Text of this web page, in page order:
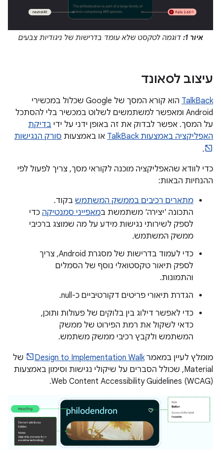
איור 1: דוגמה לטקסט שלא עומד בדרישות של ניגודיות צבעים
עיצוב לסאונד
TalkBack
הוא קורא המסך של Google שכלול במכשירי
Android ומאפשר למשתמשים לשלוט במכשיר בלי להסתכל
על המסך. אפשר לבדוק את זה באופן ידני על ידי בדיקת
האפליקציה באמצעות TalkBack
או באמצעות סורק הנגישות
.
כדי לוודא שהאפליקציה מוכנה לקוראי מסך, צריך לפעול לפי
ההנחיות הבאות:
מתארים רכיבים בממשק המשתמש בקוד.
התכונה 'יצירה' משתמשת במאפייני סמנטיקה כדי
לספק לשירותי נגישות מידע על מה שמוצג ברכיבי
ממשק המשתמש.
כדי לעמוד בדרישות של מסגרת Android, צריך
לספק תיאור טקסטואלי נוסף של הסמלים
והתמונות.
הגדרת תיאורי פריטים דקורטיביים כ-null.
כדי לאפשר דילוג בין בלוקים של פעולות ותוכן,
כדאי לשקול את רמת הפירוט של ממשק
המשתמש ולקבץ רכיבי ממשק משתמש.
מומלץ לעיין במאמרDesign to Implementation Walk
של
Material, שכולל הסברים על שיקולי נגישות וסימון באמצעות
Web Content Accessibility Guidelines (WCAG).